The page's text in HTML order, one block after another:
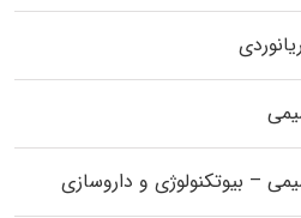
– بیوتکنولوژی و داروسازی